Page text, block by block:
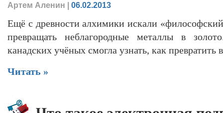
Артем Аленин | 06.02.2013
Ещё с древности алхимики искали
превращать неблагородные металлы в
канадских учёных смогла узнать, как превратить
Читать »